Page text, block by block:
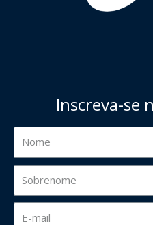
Inscreva-se